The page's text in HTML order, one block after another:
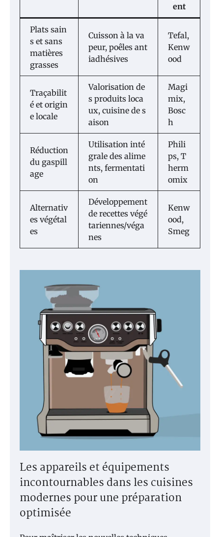
ent
Plats sain
s et sans
matières
grasses
Cuisson à la va
peur, poêles ant
iadhésives
Tefal,
Kenw
ood
Traçabilit
é et origin
e locale
Valorisation de
s produits loca
ux, cuisine de s
aison
Magi
mix,
Bosc
h
Réduction
du gaspill
age
Utilisation inté
grale des alime
nts, fermentati
on
Phili
ps, T
herm
omix
Alternativ
es végétal
es
Développement
de recettes végé
tariennes/véga
nes
Kenw
ood,
Smeg
Les appareils et équipements
incontournables dans les cuisines
modernes pour une préparation
optimisée